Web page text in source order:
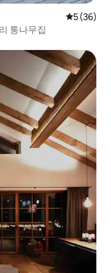
평점 5점(5
5 (36)
통나무집